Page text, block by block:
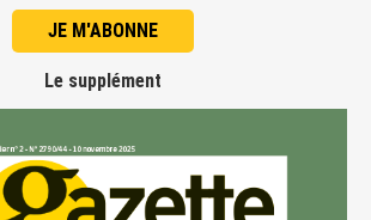
JE M'ABONNE
Le supplément